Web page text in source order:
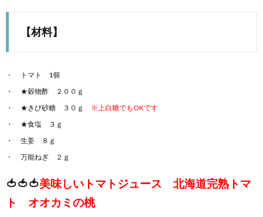
【材料】
トマト 1個
★穀物酢 ２００ｇ
★きび砂糖 ３０ｇ ※上白糖でもOKです
★食塩 ３ｇ
生姜 ８ｇ
万能ねぎ ２ｇ
🍅🍅🍅美味しいトマトジュース 北海道完熟トマ
ト オオカミの桃